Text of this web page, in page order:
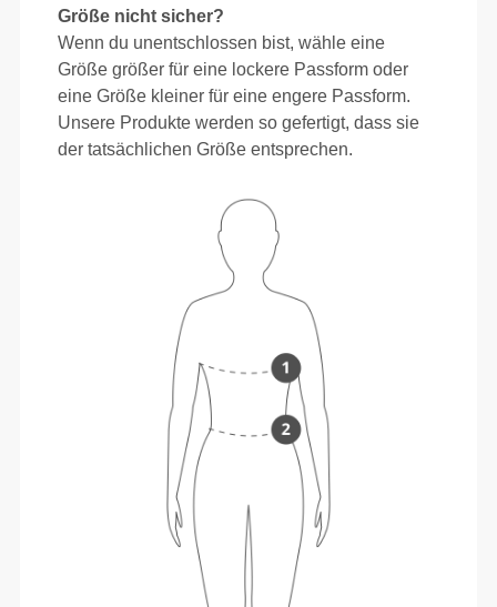
Größe nicht sicher?
Wenn du unentschlossen bist, wähle eine
Größe größer für eine lockere Passform oder
eine Größe kleiner für eine engere Passform.
Unsere Produkte werden so gefertigt, dass sie
der tatsächlichen Größe entsprechen.